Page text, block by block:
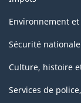
Environnement
Sécurité
Culture, histoire
Services de